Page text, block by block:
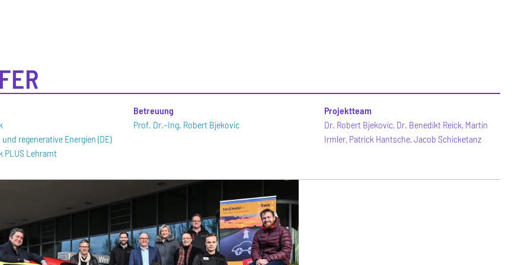
regenerative Energien (DE)
PLUS Lehramt
Betreuung
Prof. Dr.–Ing. Robert Bjekovic
Projektteam
Dr. Robert Bjekovic, Dr. Benedikt Reick, Martin
Irmler, Patrick Hantsche, Jacob Schicketanz